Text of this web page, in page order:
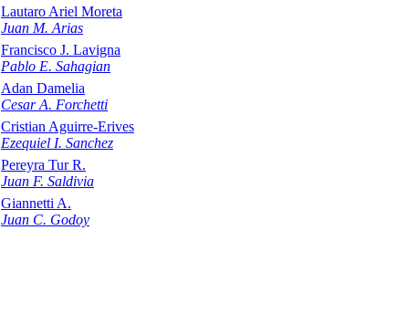
Lautaro Ariel Moreta
Juan M. Arias
Francisco J. Lavigna
Pablo E. Sahagian
Adan Damelia
Cesar A. Forchetti
Cristian Aguirre-Erives
Ezequiel I. Sanchez
Pereyra Tur R.
Juan F. Saldivia
Giannetti A.
Juan C. Godoy